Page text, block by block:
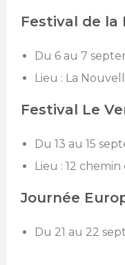
Festival de la
Du 6 au 7
Lieu : La
Festival Le
Du 13 au 15
Lieu : 12
Journée
Du 21 au 22